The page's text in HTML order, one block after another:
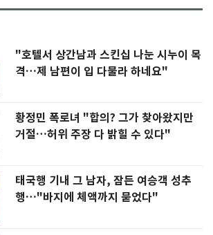
"호텔서 상간남과 스킨십 나눈 시누이 목
격…제 남편이 입 다물라 하네요"
황정민 폭로녀 "합의? 그가 찾아왔지만
거절…허위 주장 다 밝힐 수 있다"
태국행 기내 그 남자, 잠든 여승객 성추
행…"바지에 체액까지 묻었다"